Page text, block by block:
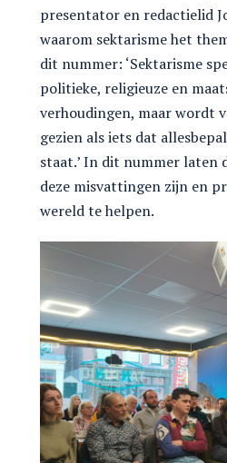
presentator en redactielid
waarom sektarisme het
dit nummer: ‘Sektarisme
politieke, religieuze en
verhoudingen, maar wordt
gezien als iets dat
staat.’ In dit nummer laten
deze misvattingen zijn en
wereld te helpen.